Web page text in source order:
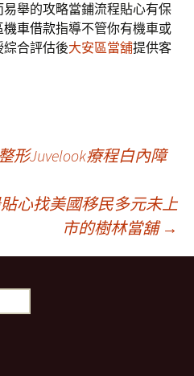
易舉的攻略當鋪流程貼心有保
機車借款指導不管你有機車或
合評估後大安區當舖提供客
形Juvelook療程白內障
心找美國移民多元未上
市的樹林當舖 →